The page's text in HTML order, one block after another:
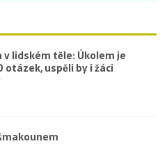
v lidském těle: Úkolem je
otázek, uspěli by i žáci